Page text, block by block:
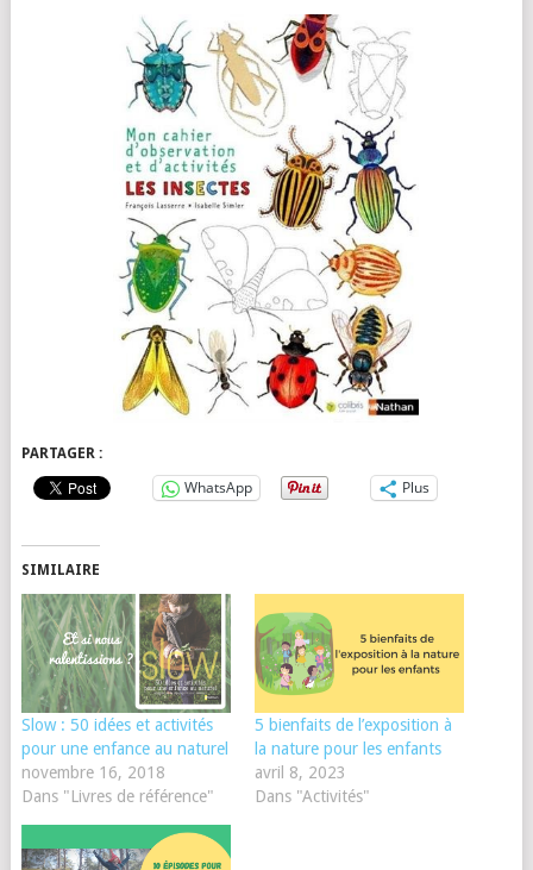
PARTAGER :
WhatsApp Plus
SIMILAIRE
Slow : 50 idées et activités
pour une enfance au naturel
novembre 16, 2018
Dans "Livres de référence"
5 bienfaits de l’exposition à
la nature pour les enfants
avril 8, 2023
Dans "Activités"